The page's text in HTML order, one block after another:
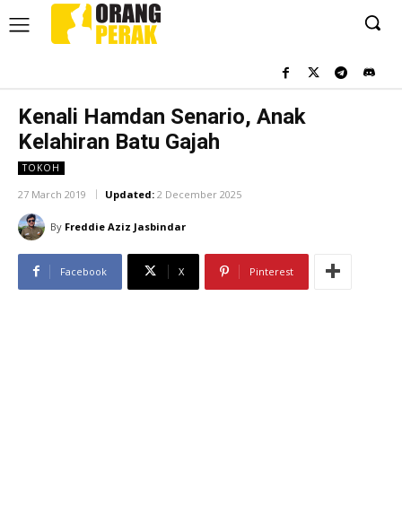
Kenali Hamdan Senario, Anak
Kelahiran Batu Gajah
TOKOH
27 March 2019 Updated: 2 December 2025
By Freddie Aziz Jasbindar
Facebook X Pinterest